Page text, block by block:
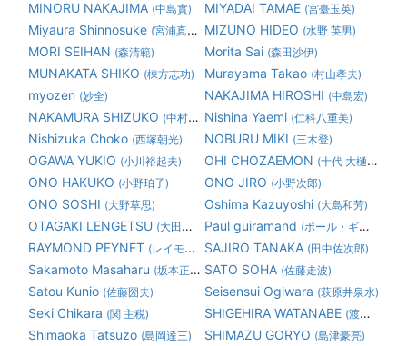
MINORU NAKAJIMA (中島實) MIYADAI TAMAE (宮臺玉英)
Miyaura Shinnosuke (宮浦真之助) MIZUNO HIDEO (水野 英男)
MORI SEIHAN (森清範) Morita Sai (森田沙伊)
MUNAKATA SHIKO (棟方志功) Murayama Takao (村山孝夫)
myozen (妙全) NAKAJIMA HIROSHI (中島宏)
NAKAMURA SHIZUKO (中村静子) Nishina Yaemi (仁科八重美)
Nishizuka Choko (西塚朝光) NOBURU MIKI (三木登)
OGAWA YUKIO (小川裕起夫) OHI CHOZAEMON (十代 大樋長左衛門)
ONO HAKUKO (小野珀子) ONO JIRO (小野次郎)
ONO SOSHI (大野草思) Oshima Kazuyoshi (大島和芳)
OTAGAKI LENGETSU (大田垣蓮月) Paul guiramand (ポール・ギヤマン)
RAYMOND PEYNET (レイモン・ペイネ) SAJIRO TANAKA (田中佐次郎)
Sakamoto Masaharu (坂本正春) SATO SOHA (佐藤走波)
Satou Kunio (佐藤圀夫) Seisensui Ogiwara (萩原井泉水)
Seki Chikara (関 主税) SHIGEHIRA WATANABE (渡邊繁平)
Shimaoka Tatsuzo (島岡達三) SHIMAZU GORYO (島津豪亮)